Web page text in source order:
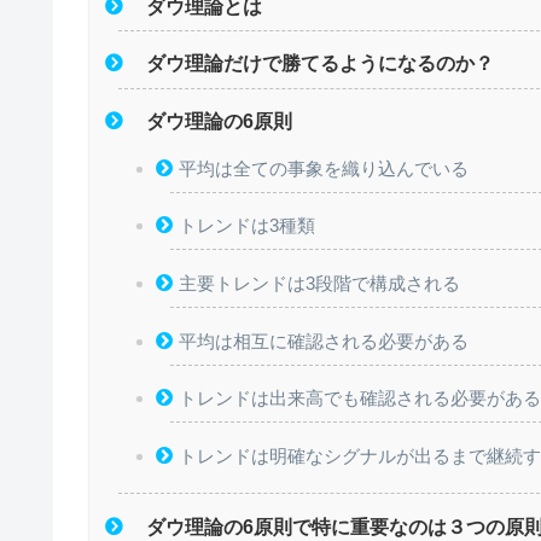
ダウ理論とは
ダウ理論だけで勝てるようになるのか？
ダウ理論の6原則
平均は全ての事象を織り込んでいる
トレンドは3種類
主要トレンドは3段階で構成される
平均は相互に確認される必要がある
トレンドは出来高でも確認される必要がある
トレンドは明確なシグナルが出るまで継続
ダウ理論の6原則で特に重要なのは３つの原則